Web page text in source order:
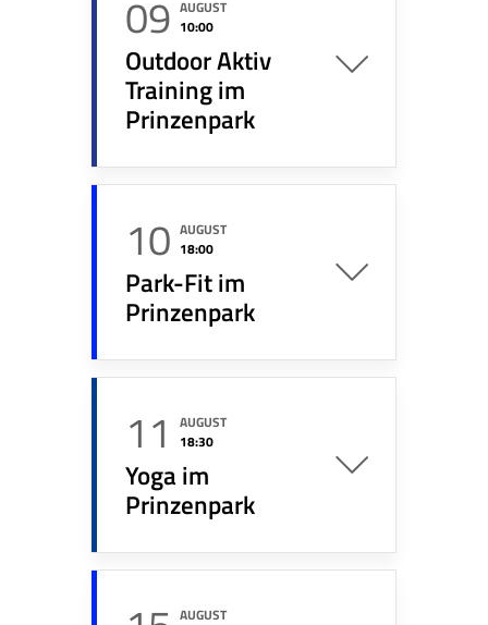
09 AUGUST
10:00
Outdoor Aktiv
Training im
Prinzenpark
10 AUGUST
18:00
Park-Fit im
Prinzenpark
11
AUGUST
18:30
Yoga im
Prinzenpark
AUGUST